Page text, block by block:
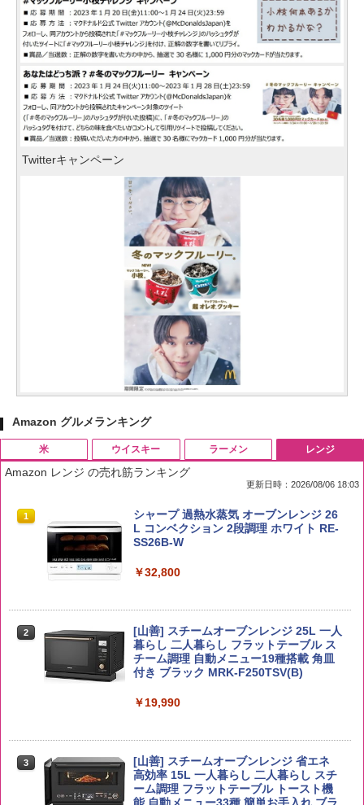
Twitterキャンペーン
Amazon グルメランキング
米
1 by Amazon 国産ブレンド米 精米 5kg
￥2,650
2
野沢農産 無洗米 青い流るる コシヒカリ
5kg 長野県産 令和7年産
￥3,325
【在庫処分価格】ももたろう印 無洗米 5
kg 業務用 お米マイスターブレンド
￥2,680
ウイスキー
1
ブラックニッカ ニッカ Nikka ウィスキ
ー4000ml ブラックニッカクリア ウヰス
キー 【日本 アサヒ ウィスキー】 大容量
角瓶 2700ml サントリー ウイスキー ハ
イボール 大容量
3
角ハイボール 350ml×24本 サントリー ウ
イスキー ハイボール 缶
ラーメン
1
チキンラーメン どんぶり 85g×12個 日清
食品 インスタント カップ麺
| 業務用 夜食 カップラーメン ミニカップ
麺 小腹 インスタント アウトドアにも ロ
ーリングストック 大人買い おやつカン
パニー
￥1,288
3
国分 tabete だし麺 千葉県産はまぐりだ
し 塩らーめん 108g×10袋 保存食 備蓄
レンジ
Amazon レンジ の売れ筋ランキング
更新日時：2026/08/06 18:03
1
シャープ 過熱水蒸気 オーブンレンジ 26
L コンベクション 2段調理 ホワイト RE-
SS26B-W
￥32,800
2
[山善] スチームオーブンレンジ 25L 一人
暮らし 二人暮らし フラットテーブル ス
チーム調理 自動メニュー19種搭載 角皿
付き ブラック MRK-F250TSV(B)
￥19,990
3
[山善] スチームオーブンレンジ 省エネ
高効率 15L 一人暮らし 二人暮らし スチ
ーム調理 フラットテーブル トースト機
能 自動メニュー33種 簡単お手入れ ブラ